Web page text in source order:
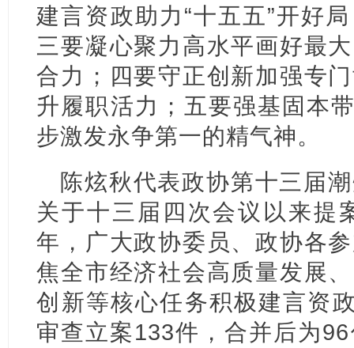
建言资政助力“十五五”开好
三要凝心聚力高水平画好最
合力；四要守正创新加强专
升履职活力；五要强基固本
步激发永争第一的精气神。
陈炫秋代表政协第十三届
关于十三届四次会议以来提
年，广大政协委员、政协各
焦全市经济社会高质量发展
创新等核心任务积极建言资
审查立案133件，合并后为